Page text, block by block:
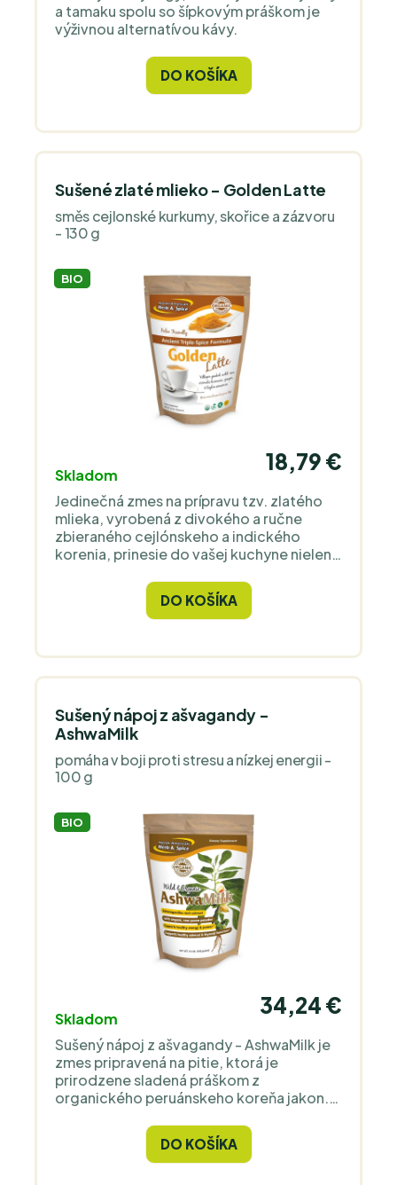
a tamaku spolu so šípkovým práškom je
výživnou alternatívou kávy.
DO KOŠÍKA
Sušené zlaté mlieko - Golden Latte
směs cejlonské kurkumy, skořice a zázvoru
- 130 g
BIO
Skladom
18,79 €
Jedinečná zmes na prípravu tzv. zlatého
mlieka, vyrobená z divokého a ručne
zbieraného cejlónskeho a indického
korenia, prinesie do vašej kuchyne nielen
účinky pre vaše telo.
DO KOŠÍKA
Sušený nápoj z ašvagandy -
AshwaMilk
pomáha v boji proti stresu a nízkej energii -
100 g
BIO
Skladom
34,24 €
Sušený nápoj z ašvagandy - AshwaMilk je
zmes pripravená na pitie, ktorá je
prirodzene sladená práškom z
organického peruánskeho koreňa jakon.
vychutnať výhody tejto ajurvédskej byliny
iným spôsobom ako v kvapkách alebo
DO KOŠÍKA